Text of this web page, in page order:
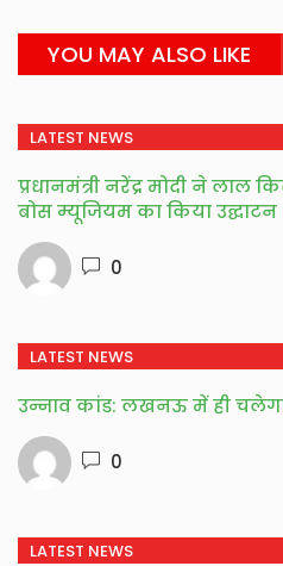
YOU MAY ALSO LIKE
LATEST NEWS
प्रधानमंत्री नरेंद्र मोदी ने लाल
बोस म्यूजियम का किया उद्घाटन
0
LATEST NEWS
उन्नाव कांड: लखनऊ में ही चलेगा
0
LATEST NEWS